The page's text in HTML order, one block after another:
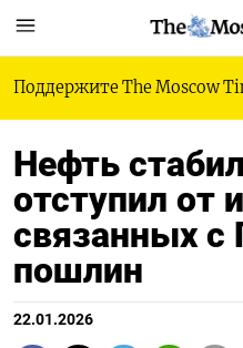
Поддержите The Moscow
Нефть
отступил от
связанных с
пошлин
22.01.2026